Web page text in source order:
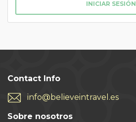
INICIAR SESIÓN
Contact Info
info@believeintravel.es
Sobre nosotros